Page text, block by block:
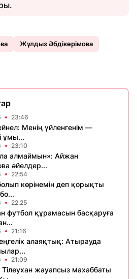
Жұлдыз Әбдікәрімова
23:46
Менің үйленгенім —
ұмы...
23:10
алмаймын»: Айжан
әйелдер...
22:54
көрінемін деп қорықты
22:25
футбол құрамасын басқаруға
21:16
алаяқтық: Атырауда
21:09
Тілеухан жауапсыз махаббаты